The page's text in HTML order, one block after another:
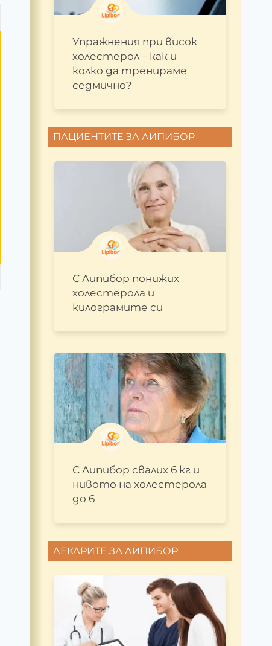
Упражнения при висок
холестерол – как и
колко да тренираме
седмично?
ПАЦИЕНТИТЕ ЗА ЛИПИБОР
С Липибор понижих
холестерола и
килограмите си
С Липибор свалих 6 кг и
нивото на холестерола
до 6
ЛЕКАРИТЕ ЗА ЛИПИБОР